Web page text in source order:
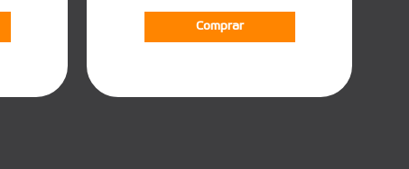
Comprar